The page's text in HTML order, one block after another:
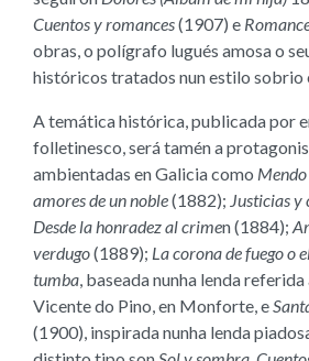
Cuentos y romances(1907) e
obras, o polígrafo lugués amosa o
históricos tratados nun estilo sobrio
A temática histórica, publicada por
folletinesco, será tamén a
ambientadas en Galicia como
amores de un noble(1882); Justicias y
Desde la honradez al crimen (1884);
verdugo(1889); La corona de fuego o
tumba, baseada nunha lenda
Vicente do Pino, en Monforte, e
(1900), inspirada nunha lenda